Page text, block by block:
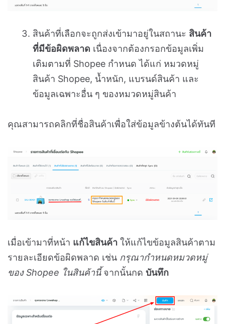
สินค้าที่เลือกจะถูกส่งเข้ามาอยู่ในสถานะ สินค้า
ที่มีข้อผิดพลาด เนื่องจากต้องกรอกข้อมูลเพิ่ม
เติมตามที่ Shopee กำหนด ได้แก่ หมวดหมู่
สินค้า Shopee, น้ำหนัก, แบรนด์สินค้า และ
ข้อมูลเฉพาะอื่น ๆ ของหมวดหมู่สินค้า
คุณสามารถคลิกที่ชื่อสินค้าเพื่อใส่ข้อมูลข้างต้นได้ทันที
เมื่อเข้ามาที่หน้า แก้ไขสินค้า ให้แก้ไขข้อมูลสินค้าตาม
รายละเอียดข้อผิดพลาด เช่น กรุณากำหนดหมวดหมู่
ของ Shopee ในสินค้านี้จากนั้นกด บันทึก